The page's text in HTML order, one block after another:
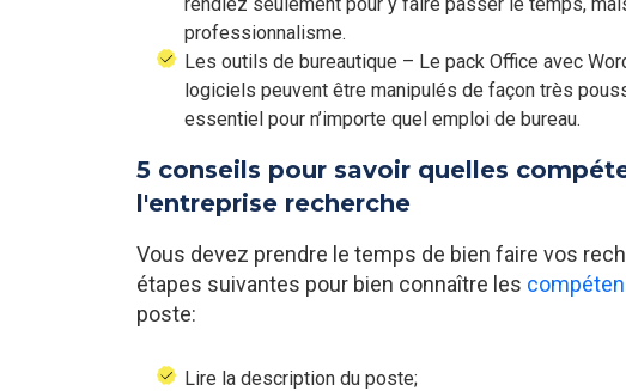
professionnalisme.
Les outils de bureautique – Le pack Office avec
logiciels peuvent être manipulés de façon très
essentiel pour n’importe quel emploi de bureau.
5 conseils pour savoir quelles
l'entreprise recherche
Vous devez prendre le temps de bien faire vos
étapes suivantes pour bien connaître les
poste:
Lire la description du poste;